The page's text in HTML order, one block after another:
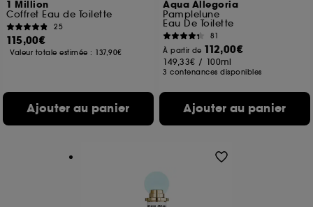
1 Million
Coffret Eau de Toilette
25
115,00€
Valeur totale estimée : 137,90€
Ajouter au panier
Aqua Allegoria
Pamplelune
Eau De Toilette
81
À partir de 112,00€
149,33€ / 100ml
3 contenances disponibles
Ajouter au panier